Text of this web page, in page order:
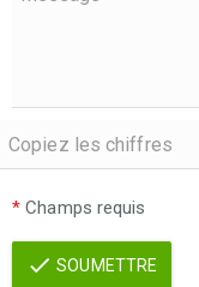
* Champs requis
SOUMETTRE